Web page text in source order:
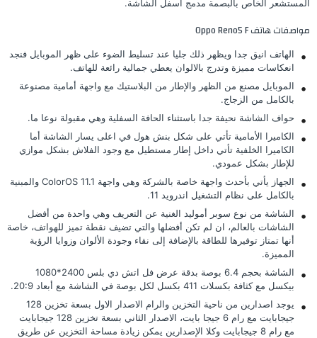
المستشعر الخاص بالبصمة مدمج اسفل الشاشة.
مواصفات هاتف Oppo Reno5 F
الهاتف انيق جدا ويظهر ذلك جليا عند تسليط الضوء على ظهر الموبايل فنجد
انعكاسات مميزة وتدرج بالالوان يعطي جمالية رائعة للهاتف.
الموبايل مصنع من الظهر والإطار من البلاستيك مع واجهة أمامية مصنوعة
بالكامل من الزجاج.
حواف الشاشة نحيفة جدا باستثناء الحافة السفلية وهي مقبولة نوعا ما.
الكاميرا الأمامية تأتي على شكل بنش هول في اعلى يسار الشاشة أما
الكاميرا الخلفية تأتي داخل إطار مستطيل مع وجود الفلاش بشكل موازي
للإطار بشكل عمودي.
الجهاز يأتي بأحدث واجهة خاصة بالشركة وهي واجهة ColorOS 11.1 والمبنية
بالكامل على نظام التشغيل اندرويد 11.
الشاشة من نوع سوبر أموليد الغنية عن التعريف وهي واحدة من أفضل
الشاشات بالعالم، ان لم تكن أفضلها والتي تضيف نقطة تميز للهواتف، خاصة
أنها تمتاز توفيرها للطاقة بالإضافة إلى نقاء وجودة الألوان وزوايا الرؤية
المميزة.
الشاشة بحجم 6.4 بوصة بدقة عرض فل اتش دي بلس 2400*1080
بيكسل مع كثافة بكسلات 411 بكسل لكل بوصة في الشاشة مع أبعاد 20:9.
يوجد اصدارين من ناحية التخزين والرام الاصدار الاول بسعة تخزين 128
جيجابايت مع رام 6 جيجا بايت، الاصدار الثاني بسعة تخزين 128 جيجابايت
مع رام 8 جيجابايت وكلا الإصدارين يمكن زيادة مساحة التخزين عن طريق